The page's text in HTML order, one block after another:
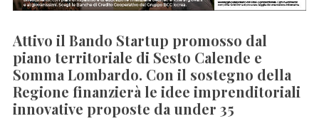
Attivo il Bando Startup promosso dal
piano territoriale di Sesto Calende e
Somma Lombardo. Con il sostegno della
Regione finanzierà le idee imprenditoriali
innovative proposte da under 35